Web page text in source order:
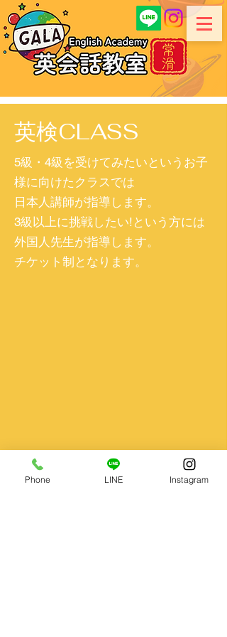
英検CLASS
5級・4級を受けてみたいというお子
様に向けたクラスでは
日本人講師が指導します。
3級以上に挑戦したい!という方には
外国人先生が指導します。
​チケット制となります。
Phone LINE Instagram